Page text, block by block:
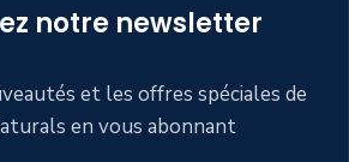
notre newsletter
et les offres spéciales de
en vous abonnant